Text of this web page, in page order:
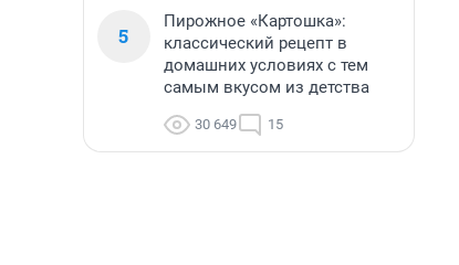
5
Пирожное «Картошка»:
классический рецепт в
домашних условиях с тем
самым вкусом из детства
30 649 15